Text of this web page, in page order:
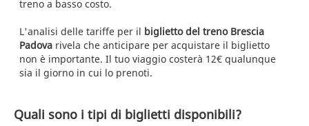
treno a basso costo.
L'analisi delle tariffe per il biglietto del treno Brescia
Padova rivela che anticipare per acquistare il biglietto
non è importante. Il tuo viaggio costerà 12€ qualunque
sia il giorno in cui lo prenoti.
Quali sono i tipi di biglietti disponibili?